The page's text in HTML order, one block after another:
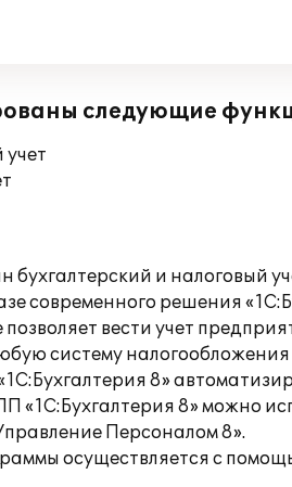
следующие
учет
бухгалтерский и налоговый
современного решения
вести учет
систему
8»
«1С:Бухгалтерия 8» можно
Персоналом 8».
осуществляется с